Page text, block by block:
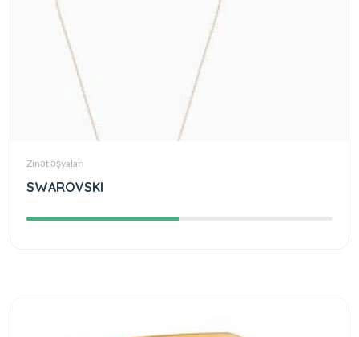
Zinət əşyaları
SWAROVSKI